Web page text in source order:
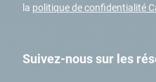
la politique de confidentialité
Suivez-nous sur les